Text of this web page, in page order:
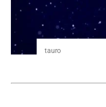
tauro